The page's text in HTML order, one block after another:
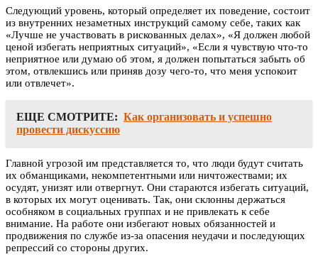
Следующий уровень, который определяет их поведение, состоит
из внутренних незаметных инструкций самому себе, таких как
«Лучше не участвовать в рискованных делах», «Я должен любой
ценой избегать неприятных ситуаций», «Если я чувствую что-то
неприятное или думаю об этом, я должен попытаться забыть об
этом, отвлекшись или приняв дозу чего-то, что меня успокоит
или отвлечет».
ЕЩЕ СМОТРИТЕ: Как организовать и успешно
провести дискуссию
Главной угрозой им представляется то, что люди будут считать
их обманщиками, некомпетентными или ничтожествами; их
осудят, унизят или отвергнут. Они стараются избегать ситуаций,
в которых их могут оценивать. Так, они склонны держаться
особняком в социальных группах и не привлекать к себе
внимание. На работе они избегают новых обязанностей и
продвижения по службе из-за опасения неудачи и последующих
репрессий со стороны других.